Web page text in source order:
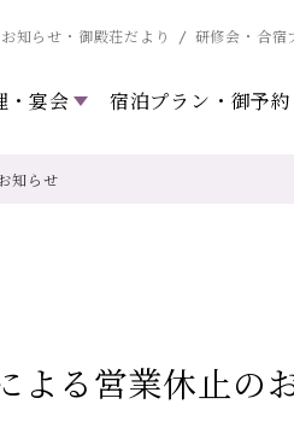
お知らせ・御殿荘だより 研修会・合宿
・宴会 宿泊プラン・御予約
知らせ
よる営業休止の